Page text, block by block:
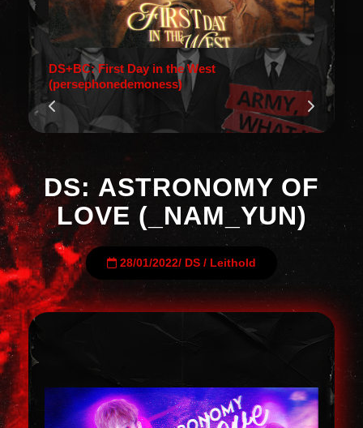
DS+BC: First Day in the West
(persephonedemoness)
DS: ASTRONOMY OF
LOVE (_NAM_YUN)
28/01/2022/ DS / Leithold